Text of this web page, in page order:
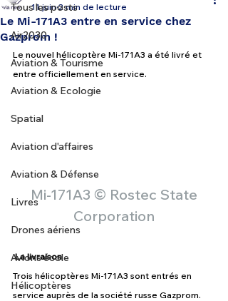
Tous les posts
Air2030
Aviation & Tourisme
Aviation & Ecologie
Spatial
Aviation d'affaires
Aviation & Défense
Livres
Drones aériens
Avions école
Hélicoptères
Le Mi-171A3 entre en service chez
Gazprom !
11 juin 2 min de lecture
Le nouvel hélicoptère Mi-171A3 a été livré et
entre officiellement en service.
Mi-171A3 © Rostec State
Corporation
La livraison
Trois hélicoptères Mi-171A3 sont entrés en
service auprès de la société russe Gazprom.